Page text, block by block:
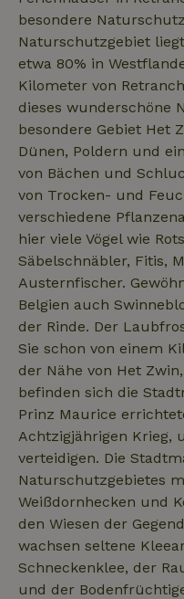
besondere
Naturschutzgebiet
etwa 80% in
Kilometer von
dieses wunderschöne
besondere Gebiet Het
Dünen, Poldern und
von Bächen und
von Trocken- und
verschiedene
hier viele Vögel wie
Säbelschnäbler, Fitis,
Austernfischer.
Belgien auch
der Rinde. Der
Sie schon von einem
der Nähe von Het
befinden sich die
Prinz Maurice
Achtzigjährigen Krieg,
verteidigen. Die
Naturschutzgebietes
Weißdornhecken und
den Wiesen der
wachsen seltene
Schneckenklee, der
und der
_nhftconstraint_open-
_nhftconstraint_safety-
deposit-refund
_nhftconstraint_search-
group-locations
_nhftconstraint_search-
lowest-price
geo-json
_nhft_search-group-
locations